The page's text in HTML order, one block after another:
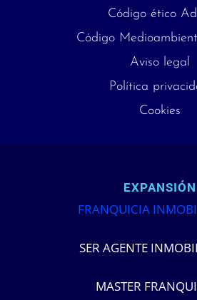
Código ético
Código
Aviso legal
Política
Cookies
EXPANSIÓN
FRANQUICIA
SER AGENTE
MASTER